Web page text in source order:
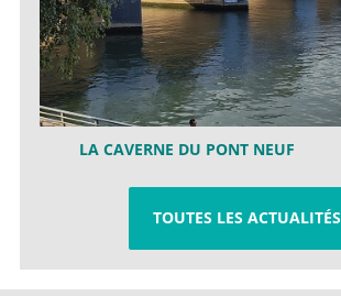
LA CAVERNE DU PONT NEUF
TOUTES LES ACTUALITÉS